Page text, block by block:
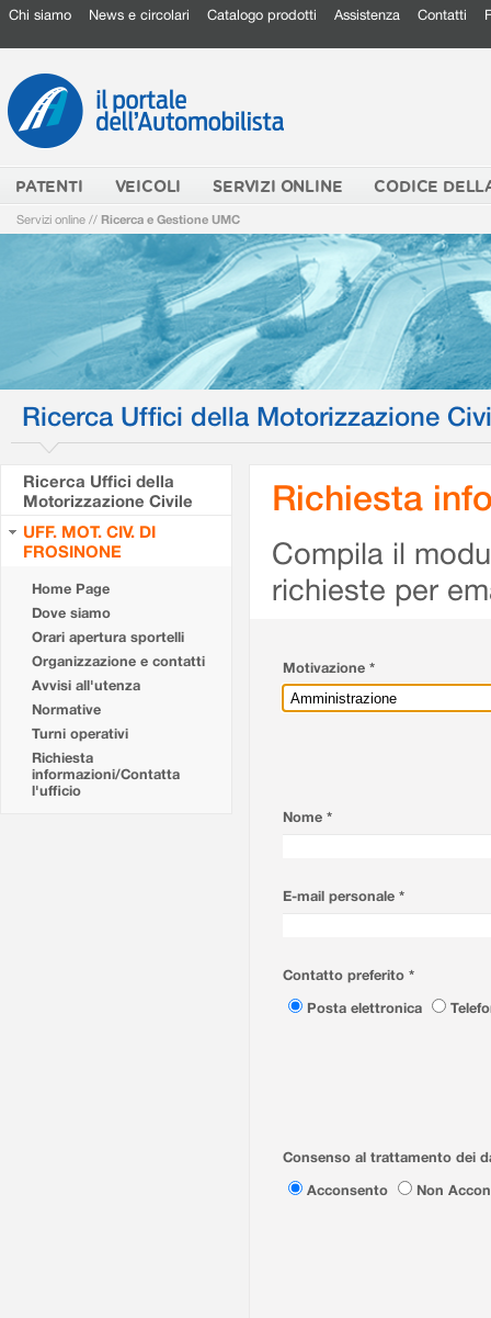
Chi siamo News e circolari Catalogo prodotti Assistenza Contatti
PATENTI VEICOLI SERVIZI ONLINE CODICE
Servizi online // Ricerca e Gestione UMC
Ricerca Uffici della Motorizzazione
Ricerca Uffici della
Motorizzazione Civile
UFF. MOT. CIV. DI
FROSINONE
Home Page
Dove siamo
Orari apertura sportelli
Organizzazione e contatti
Avvisi all'utenza
Normative
Turni operativi
Richiesta
informazioni/Contatta
l'ufficio
Richiesta
Compila il
richieste per
Motivazione *
Nome *
E-mail personale *
Contatto preferito *
Posta elettronica
Consenso al trattamento dei
Acconsento
Non